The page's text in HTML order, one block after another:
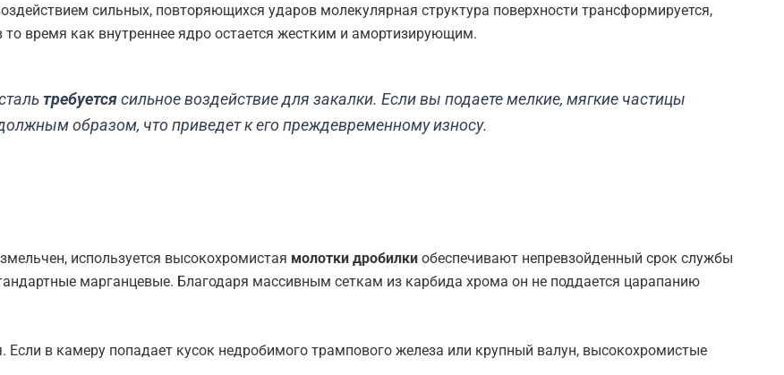
сильных, повторяющихся ударов молекулярная структура поверхности трансформируется,
время как внутреннее ядро остается жестким и амортизирующим.
требуется сильное воздействие для закалки. Если вы подаете мелкие, мягкие частицы
образом, что приведет к его преждевременному износу.
используется высокохромистая молотки дробилки обеспечивают непревзойденный срок службы
марганцевые. Благодаря массивным сеткам из карбида хрома он не поддается царапанию
Если в камеру попадает кусок недробимого трампового железа или крупный валун, высокохромистые